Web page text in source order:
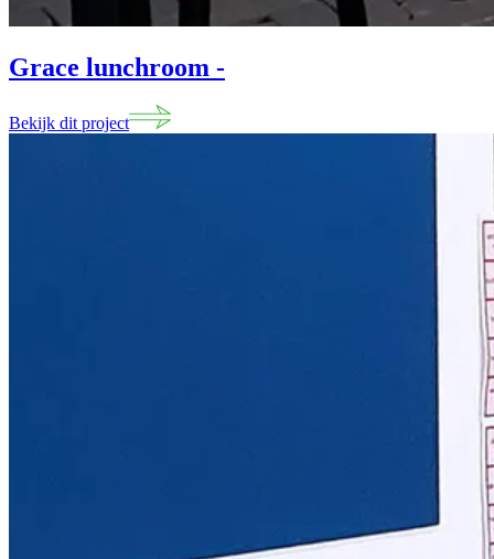
Grace lunchroom -
Bekijk dit project